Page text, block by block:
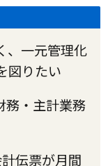
、一元管理化
図りたい
務・主計業務
伝票が月間